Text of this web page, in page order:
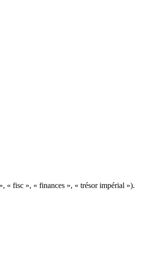
« fisc », « finances », « trésor impérial »).